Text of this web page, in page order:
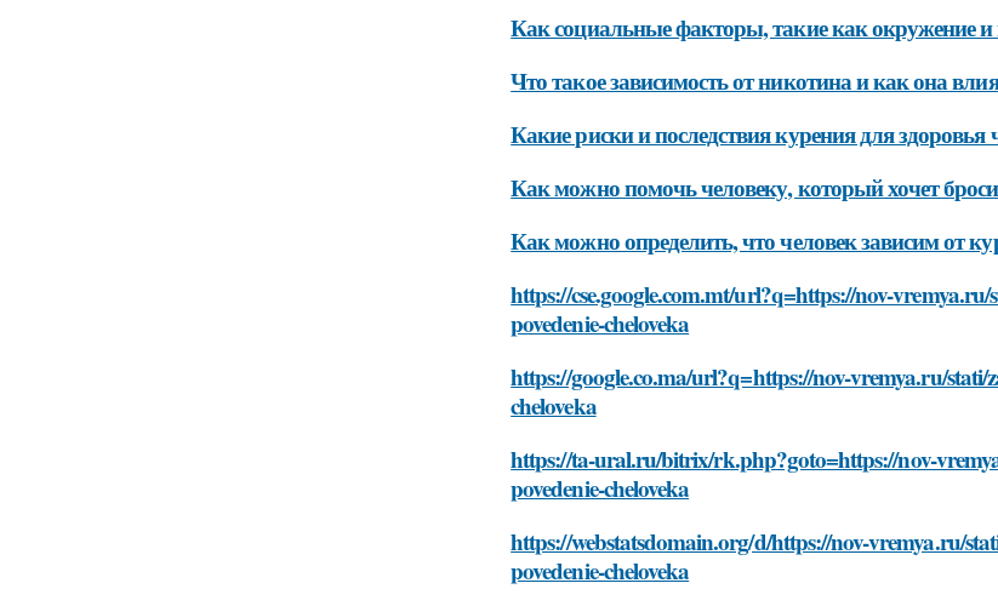
Как социальные факторы, такие как окружение и
Что такое зависимость от никотина и как она
Какие риски и последствия курения для здоровья
Как можно помочь человеку, который хочет
Как можно определить, что человек зависим от
https://cse.google.com.mt/url?q=https://nov-
povedenie-cheloveka
https://google.co.ma/url?q=https://nov-vremya.ru/
cheloveka
https://ta-ural.ru/bitrix/rk.php?goto=https://nov-
povedenie-cheloveka
https://webstatsdomain.org/d/https://nov-vremya.ru/
povedenie-cheloveka